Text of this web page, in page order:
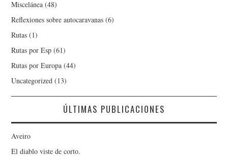
Miscelánea (48)
Reflexiones sobre autocaravanas (6)
Rutas (1)
Rutas por Esp (61)
Rutas por Europa (44)
Uncategorized (13)
ÚLTIMAS PUBLICACIONES
Aveiro
El diablo viste de corto.